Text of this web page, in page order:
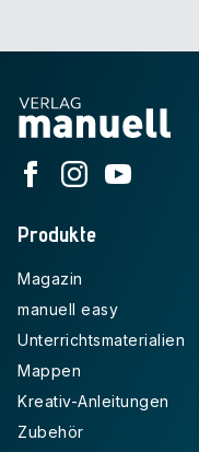
Produkte
Magazin
manuell easy
Unterrichtsmaterialien
Mappen
Kreativ-Anleitungen
Zubehör